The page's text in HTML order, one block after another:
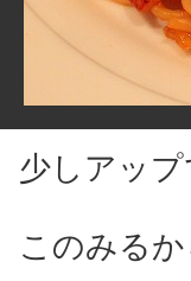
少しアップ
このみる